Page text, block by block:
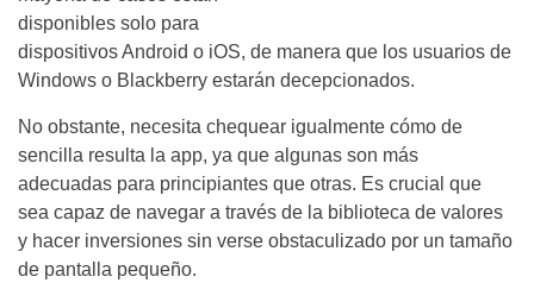
disponibles solo para
dispositivos Android o iOS, de manera que los usuarios de
Windows o Blackberry estarán decepcionados.
No obstante, necesita chequear igualmente cómo de
sencilla resulta la app, ya que algunas son más
adecuadas para principiantes que otras. Es crucial que
sea capaz de navegar a través de la biblioteca de valores
y hacer inversiones sin verse obstaculizado por un tamaño
de pantalla pequeño.